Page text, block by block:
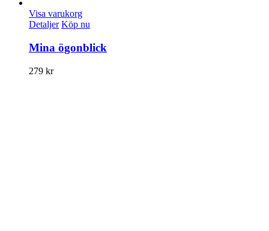
Visa varukorg
Detaljer Köp nu
Mina ögonblick
279 kr